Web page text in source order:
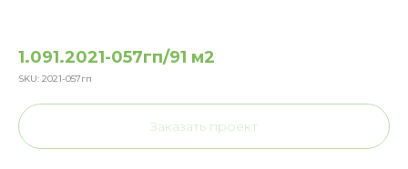
1.091.2021-057гп/91 м2
SKU: 2021-057гп
Заказать проект